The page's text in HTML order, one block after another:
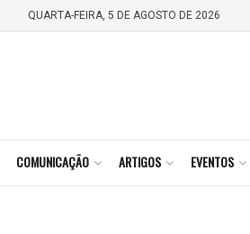
QUARTA-FEIRA, 5 DE AGOSTO DE 2026
COMUNICAÇÃO ARTIGOS EVENTOS